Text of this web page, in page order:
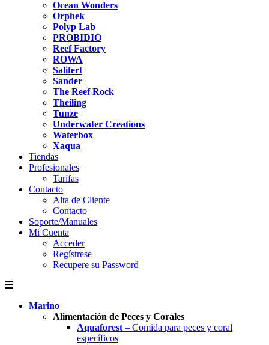
Ocean Wonders
Orphek
Polyp Lab
PROBIDIO
Reef Factory
ROWA
Salifert
Sander
The Reef Rock
Theiling
Tunze
Underwater Creations
Waterbox
Xaqua
Tiendas
Profesionales
Tarifas
Contacto
Alta de Cliente
Contacto
Soporte/Manuales
Mi Cuenta
Acceder
Regístrese
Recupere su Password
Marino
Alimentación de Peces y Corales
Aquaforest – Comida para peces y coral
específicos